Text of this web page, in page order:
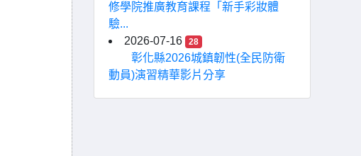
修學院推廣教育課程「新手彩妝體
驗...
2026-07-16
28
彰化縣2026城鎮韌性(全民防衛
動員)演習精華影片分享